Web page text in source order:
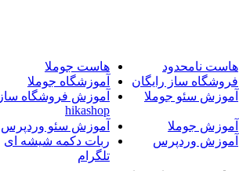
هاست نامحدود هاست جوملا
فروشگاه ساز رایگان آموزشگاه جوملا
آموزش سئو جوملا
آموزش فروشگاه ساز
hikashop
آموزش جوملا آموزش سئو وردپرس
آموزش وردپرس
ربات دکمه شیشه ای
تلگرام